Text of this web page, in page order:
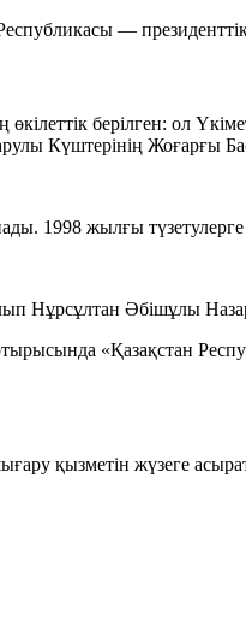
—
берілген: ол
Күштерінің Жоғарғы
1998 жылғы
Нұрсұлтан Әбішұлы
«Қазақстан
қызметін жүзеге